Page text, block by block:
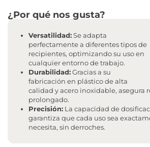
¿Por qué nos gusta?
Versatilidad:Se adapta
perfectamente a diferentes tipos de
recipientes, optimizando su uso en
cualquier entorno de trabajo.
Durabilidad:Gracias a su
fabricación en plástico de alta
calidad y acero inoxidable, asegura
prolongado.
Precisión: La capacidad de
garantiza que cada uso sea
necesita, sin derroches.